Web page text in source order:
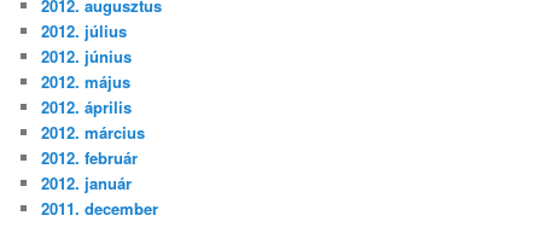
2012. augusztus
2012. július
2012. június
2012. május
2012. április
2012. március
2012. február
2012. január
2011. december